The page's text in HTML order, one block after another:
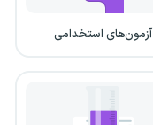
آزمون‌های استخدامی